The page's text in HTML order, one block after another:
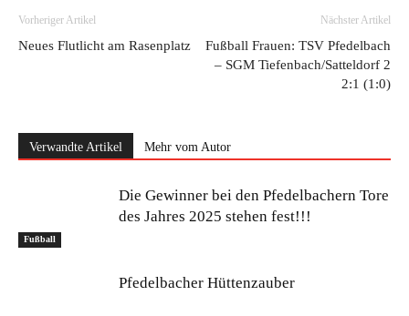
Vorheriger Artikel
Neues Flutlicht am Rasenplatz
Nächster Artikel
Fußball Frauen: TSV Pfedelbach
– SGM Tiefenbach/Satteldorf 2
2:1 (1:0)
Verwandte Artikel Mehr vom Autor
Fußball
Die Gewinner bei den Pfedelbachern Tore
des Jahres 2025 stehen fest!!!
Pfedelbacher Hüttenzauber